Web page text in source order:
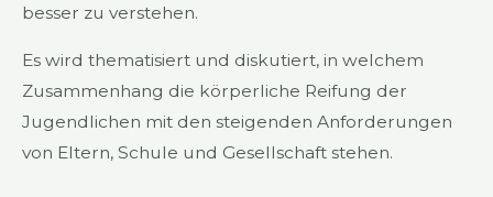
bes­ser zu ver­ste­hen.
Es wird the­ma­ti­siert und dis­ku­tiert, in wel­chem
Zusam­men­hang die kör­per­li­che Rei­fung der
Jugend­li­chen mit den stei­gen­den Anfor­de­run­gen
von Eltern, Schu­le und Gesell­schaft ste­hen.